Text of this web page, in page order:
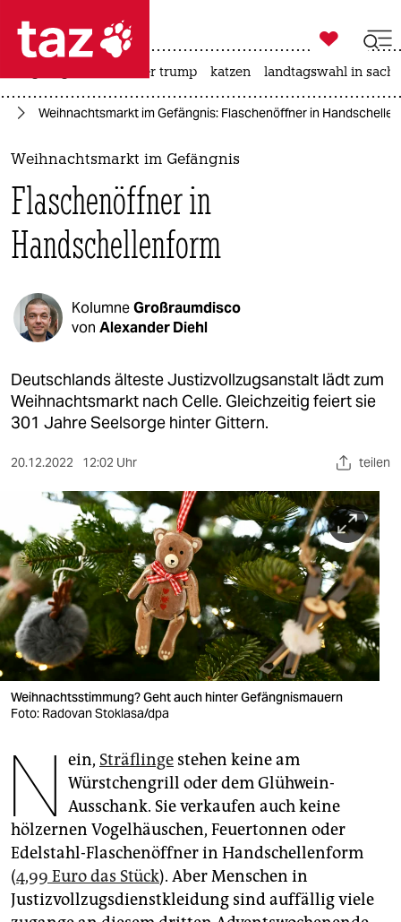
 taz zahl ich
taz zahl ich
themen
politik
öko
kultur
berlin
verlag
verlag
veranstaltungen
shop
fragen & hilfe
unterstützen
genossenschaft
epaper login

taz zahl ich
usa unter trump katzen landtagswahl in
Weihnachtsmarkt im Gefängnis: Flaschenöffner in
Weihnachtsmarkt im Gefängnis
Flaschenöffner in
Handschellenform
KolumneGroßraumdisco
von Alexander Diehl
Deutschlands älteste Justizvollzugsanstalt lädt zum
Weihnachtsmarkt nach Celle. Gleichzeitig feiert sie
301 Jahre Seelsorge hinter Gittern.
20.12.2022 12:02 Uhr teilen
Weihnachtsstimmung? Geht auch hinter Gefängnismauern
Foto: Radovan Stoklasa/dpa
N ein, Sträflinge stehen keine am
Würstchengrill oder dem Glühwein-
Ausschank. Sie verkaufen auch keine
hölzernen Vogelhäuschen, Feuertonnen oder
Edelstahl-Flaschenöffner in Handschellenform
(4,99 Euro das Stück). Aber Menschen in
Justizvollzugsdienstkleidung sind auffällig viele